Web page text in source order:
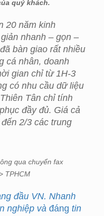
quý khách.
20 năm kinh
nhanh – gọn –
bàn giao rất nhiều
cá nhân, doanh
gian chỉ từ 1H-3
có nhu cầu dữ liệu
Tân chỉ tính
đầy đủ. Giá cả
2/3 các trung
qua chuyển fax
TPHCM
đầu VN. Nhanh
nghiệp và đáng tin